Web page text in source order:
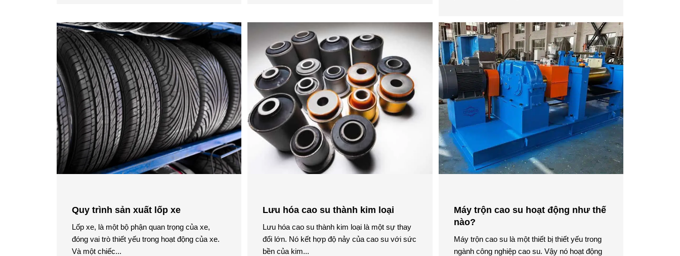
Quy trình sản xuất lốp xe
Lốp xe, là một bộ phận quan trọng của xe,
đóng vai trò thiết yếu trong hoạt động của xe.
Và một chiếc...
Lưu hóa cao su thành kim loại
Lưu hóa cao su thành kim loại là một sự thay
đổi lớn. Nó kết hợp độ nảy của cao su với sức
bền của kim...
Máy trộn cao su hoạt động như thế
nào?
Máy trộn cao su là một thiết bị thiết yếu trong
ngành công nghiệp cao su. Vậy nó hoạt động